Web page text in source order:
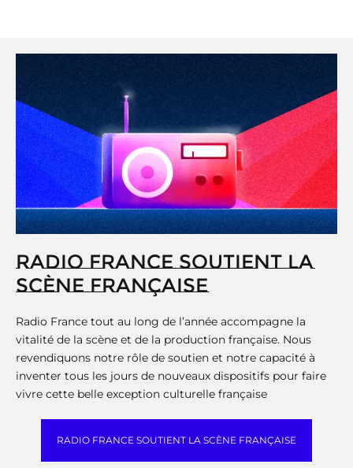
RADIO FRANCE SOUTIENT LA
SCÈNE FRANÇAISE
Radio France tout au long de l’année accompagne la
vitalité de la scène et de la production française. Nous
revendiquons notre rôle de soutien et notre capacité à
inventer tous les jours de nouveaux dispositifs pour faire
vivre cette belle exception culturelle française
RADIO FRANCE SOUTIENT LA SCÈNE FRANÇAISE